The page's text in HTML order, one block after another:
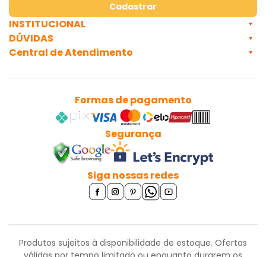
INSTITUCIONAL
DÚVIDAS
Central de Atendimento
Cadastrar
Formas de pagamento
Segurança
Siga nossas redes
Produtos sujeitos à disponibilidade de estoque. Ofertas